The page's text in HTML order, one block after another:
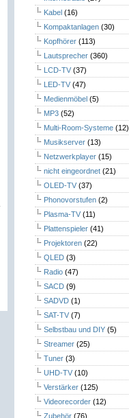
Kabel (16)
Kompaktanlagen (30)
Kopfhörer (113)
Lautsprecher (360)
LCD-TV (37)
LED-TV (47)
Medienmöbel (5)
MP3 (52)
Multi-Room-Systeme (12)
Musikserver (13)
Netzwerkplayer (15)
nicht eingeordnet (21)
OLED-TV (37)
Phonovorstufen (2)
Plasma-TV (11)
Plattenspieler (41)
Projektoren (22)
QLED (3)
Radio (47)
SACD (9)
SADVD (1)
SAT-TV (7)
Selbstbau und DIY (5)
Streamer (25)
Tuner (3)
UHD-TV (10)
Verstärker (125)
Videorecorder (12)
Zubehör (76)